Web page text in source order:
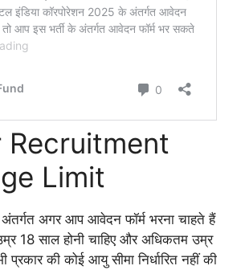
Recruitment
Limit
अंतर्गत अगर आप आवेदन फॉर्म भरना चाहते हैं
18 साल होनी चाहिए और अधिकतम उम्र
की कोई आयु सीमा निर्धारित नहीं की